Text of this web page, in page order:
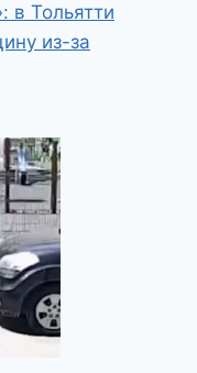
в Тольятти
из-за